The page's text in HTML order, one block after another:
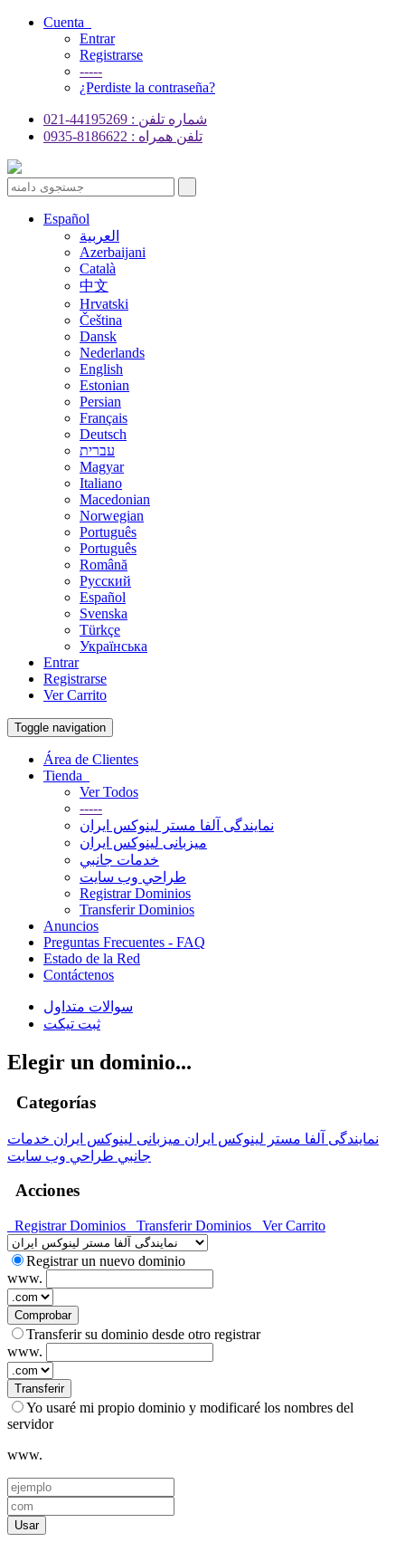
Cuenta
Entrar
Registrarse
-----
¿Perdiste la contraseña?
شماره تلفن : 44195269-021
تلفن همراه : 8186622-0935
Español
العربية
Azerbaijani
Català
中文
Hrvatski
Čeština
Dansk
Nederlands
English
Estonian
Persian
Français
Deutsch
עברית
Magyar
Italiano
Macedonian
Norwegian
Português
Português
Română
Русский
Español
Svenska
Türkçe
Українська
Entrar
Registrarse
Ver Carrito
Toggle navigation
Área de Clientes
Tienda
Ver Todos
-----
نمایندگی آلفا مستر لینوکس ایران
میزبانی لینوکس ایران
خدمات جانبي
طراحي وب سايت
Registrar Dominios
Transferir Dominios
Anuncios
Preguntas Frecuentes - FAQ
Estado de la Red
Contáctenos
سوالات متداول
ثبت تیکت
Elegir un dominio...
Categorías
نمایندگی آلفا مستر لینوکس ایران میزبانی لینوکس ایران خدمات
جانبي طراحي وب سايت
Acciones
Registrar Dominios Transferir Dominios Ver Carrito
Registrar un nuevo dominio
www.
Comprobar
Transferir su dominio desde otro registrar
www.
Transferir
Yo usaré mi propio dominio y modificaré los nombres del
servidor
www.
Usar